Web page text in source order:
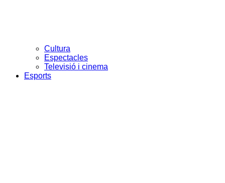
Cultura
Espectacles
Televisió i cinema
Esports